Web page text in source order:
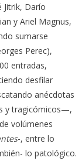
Darío
y Ariel Magnus,
sumarse
Perec),
entradas,
desfilar
anécdotas
y tragicómicos—,
volúmenes
-, entre lo
lo patológico.